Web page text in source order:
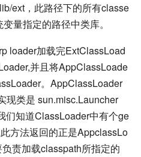
ext，此路径下的所有classe
量指定的路径中类库。
loader加载完ExtClassLoad
并且将AppClassLoade
。AppClassLoader
现类是 sun.misc.Launcher
们知道ClassLoader中有个ge
方法返回的正是AppclassLo
责加载classpath所指定的